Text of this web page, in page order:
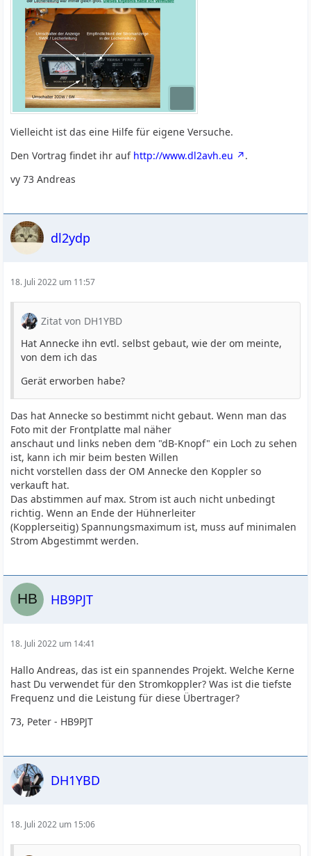
Vielleicht ist das eine Hilfe für eigene Versuche.
Den Vortrag findet ihr auf http://www.dl2avh.eu
.
vy 73 Andreas
dl2ydp
18. Juli 2022 um 11:57
Zitat von DH1YBD
Hat Annecke ihn evtl. selbst gebaut, wie der om meinte,
von dem ich das
Gerät erworben habe?
Das hat Annecke so bestimmt nicht gebaut. Wenn man das
Foto mit der Frontplatte mal näher
anschaut und links neben dem "dB-Knopf" ein Loch zu sehen
ist, kann ich mir beim besten Willen
nicht vorstellen dass der OM Annecke den Koppler so
verkauft hat.
Das abstimmen auf max. Strom ist auch nicht unbedingt
richtig. Wenn an Ende der Hühnerleiter
(Kopplerseitig) Spannungsmaximum ist, muss auf minimalen
Strom Abgestimmt werden.
HB9PJT
18. Juli 2022 um 14:41
Hallo Andreas, das ist ein spannendes Projekt. Welche Kerne
hast Du verwendet für den Stromkoppler? Was ist die tiefste
Frequenz und die Leistung für diese Übertrager?
73, Peter - HB9PJT
DH1YBD
18. Juli 2022 um 15:06